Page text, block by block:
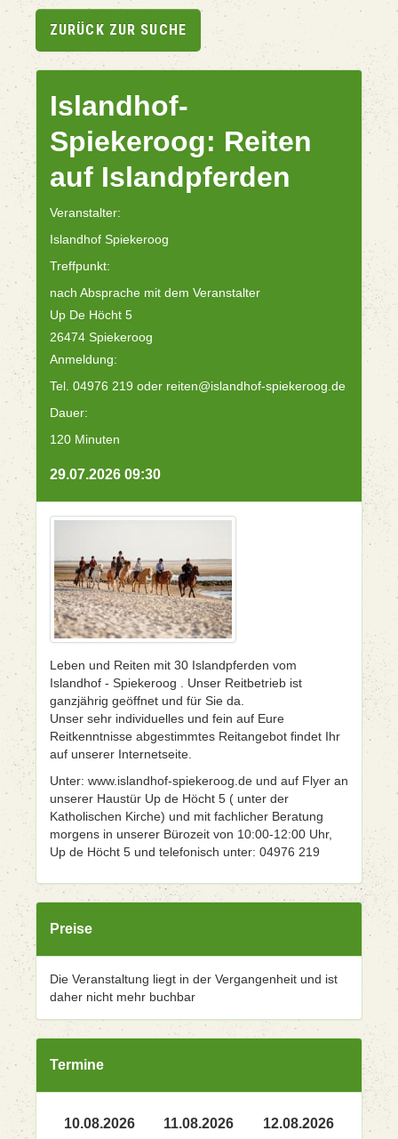
ZURÜCK ZUR SUCHE
Islandhof-
Spiekeroog: Reiten
auf Islandpferden
Veranstalter:
Islandhof Spiekeroog
Treffpunkt:
nach Absprache mit dem Veranstalter
Up De Höcht 5
26474 Spiekeroog
Anmeldung:
Tel. 04976 219 oder reiten@islandhof-spiekeroog.de
Dauer:
120 Minuten
29.07.2026 09:30
Leben und Reiten mit 30 Islandpferden vom
Islandhof - Spiekeroog . Unser Reitbetrieb ist
ganzjährig geöffnet und für Sie da.
Unser sehr individuelles und fein auf Eure
Reitkenntnisse abgestimmtes Reitangebot findet Ihr
auf unserer Internetseite.
Unter: www.islandhof-spiekeroog.de und auf Flyer an
unserer Haustür Up de Höcht 5 ( unter der
Katholischen Kirche) und mit fachlicher Beratung
morgens in unserer Bürozeit von 10:00-12:00 Uhr,
Up de Höcht 5 und telefonisch unter: 04976 219
Preise
Die Veranstaltung liegt in der Vergangenheit und ist
daher nicht mehr buchbar
Termine
10.08.2026 11.08.2026 12.08.2026